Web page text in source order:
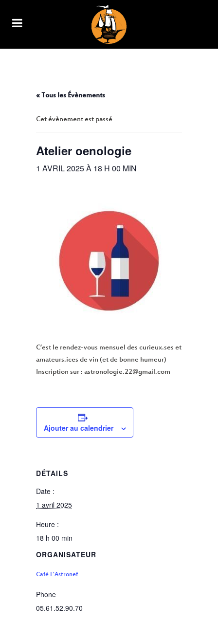
« Tous les Évènements
Cet évènement est passé
Atelier oenologie
1 AVRIL 2025 À 18 H 00 MIN
C’est le rendez-vous mensuel des curieux.ses et
amateurs.ices de vin (et de bonne humeur)
Inscription sur : astronologie.22@gmail.com
Ajouter au calendrier
DÉTAILS
Date :
1 avril 2025
Heure :
18 h 00 min
ORGANISATEUR
Café L’Astronef
Phone
05.61.52.90.70